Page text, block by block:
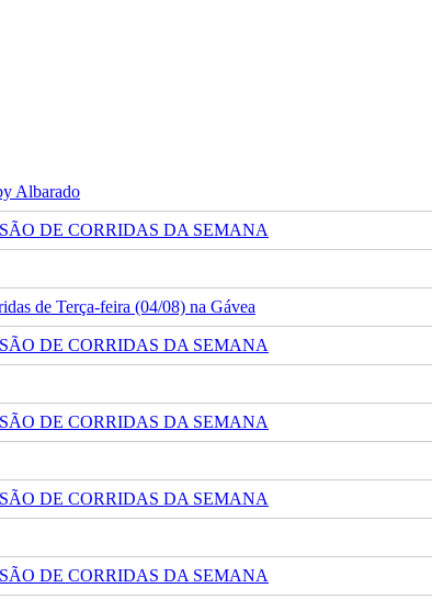
Albarado
DE CORRIDAS DA SEMANA
de Terça-feira (04/08) na Gávea
DE CORRIDAS DA SEMANA
DE CORRIDAS DA SEMANA
DE CORRIDAS DA SEMANA
DE CORRIDAS DA SEMANA